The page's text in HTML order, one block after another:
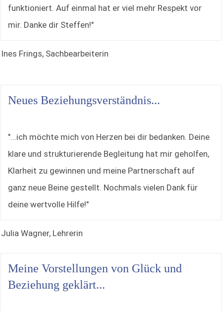
funktioniert. Auf einmal hat er viel mehr Respekt vor
mir. Danke dir Steffen!"
Ines Frings, Sachbearbeiterin
Neues Beziehungsverständnis...
"...ich möchte mich von Herzen bei dir bedanken. Deine
klare und strukturierende Begleitung hat mir geholfen,
Klarheit zu gewinnen und meine Partnerschaft auf
ganz neue Beine gestellt. Nochmals vielen Dank für
deine wertvolle Hilfe!"
Julia Wagner, Lehrerin
Meine Vorstellungen von Glück und
Beziehung geklärt...